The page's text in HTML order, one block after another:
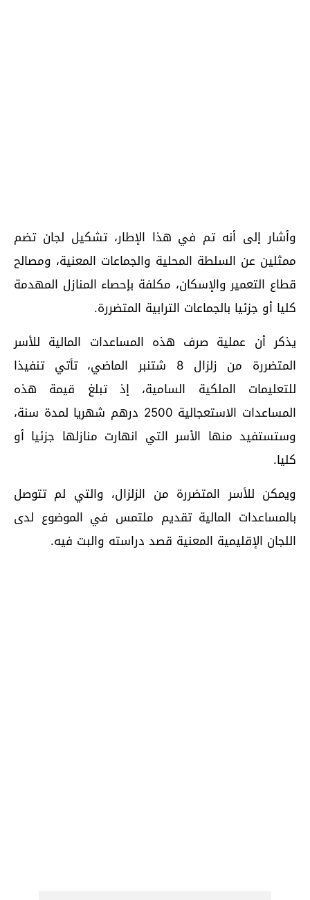
وأشار إلى أنه تم في هذا الإطار، تشكيل لجان تضم
ممثلين عن السلطة المحلية والجماعات المعنية، ومصالح
قطاع التعمير والإسكان، مكلفة بإحصاء المنازل المهدمة
كليا أو جزئيا بالجماعات الترابية المتضررة.
يذكر أن عملية صرف هذه المساعدات المالية للأسر
المتضررة من زلزال 8 شتنبر الماضي، تأتي تنفيذا
للتعليمات الملكية السامية، إذ تبلغ قيمة هذه
المساعدات الاستعجالية 2500 درهم شهريا لمدة سنة،
وستستفيد منها الأسر التي انهارت منازلها جزئيا أو
كليا.
ويمكن للأسر المتضررة من الزلزال، والتي لم تتوصل
بالمساعدات المالية تقديم ملتمس في الموضوع لدى
اللجان الإقليمية المعنية قصد دراسته والبت فيه.